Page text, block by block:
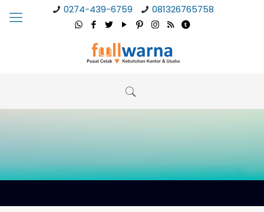
0274-439-6759 081326765758